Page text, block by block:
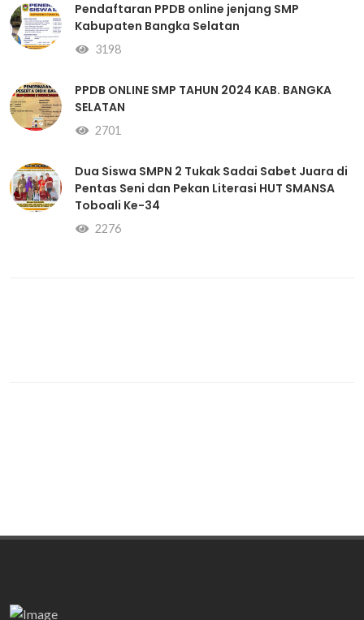
Pendaftaran PPDB online jenjang SMP
Kabupaten Bangka Selatan
3198
PPDB ONLINE SMP TAHUN 2024 KAB. BANGKA
SELATAN
2701
Dua Siswa SMPN 2 Tukak Sadai Sabet Juara di
Pentas Seni dan Pekan Literasi HUT SMANSA
Toboali Ke-34
2276